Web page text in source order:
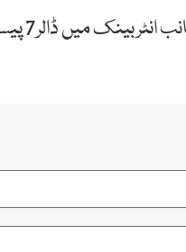
پیسےمہنگا ہو کر 287روپے26 پیسوں کی سطح پربند ہوا ہے۔